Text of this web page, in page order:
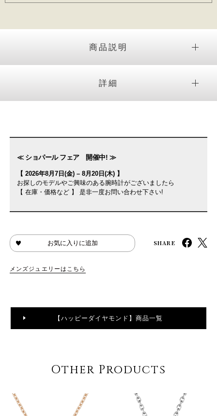
商品説明
詳細
≪ ショパール フェア 開催中! ≫
【 2026年8月7日(金) – 8月20日(木) 】
お探しのモデルやご興味のある腕時計がございましたら
【 在庫・価格など 】 是非一度お問い合わせ下さい!
お気に入りに追加 SHARE
メンズジュエリーはこちら
【ハッピーダイヤモンド】商品一覧
Other Products